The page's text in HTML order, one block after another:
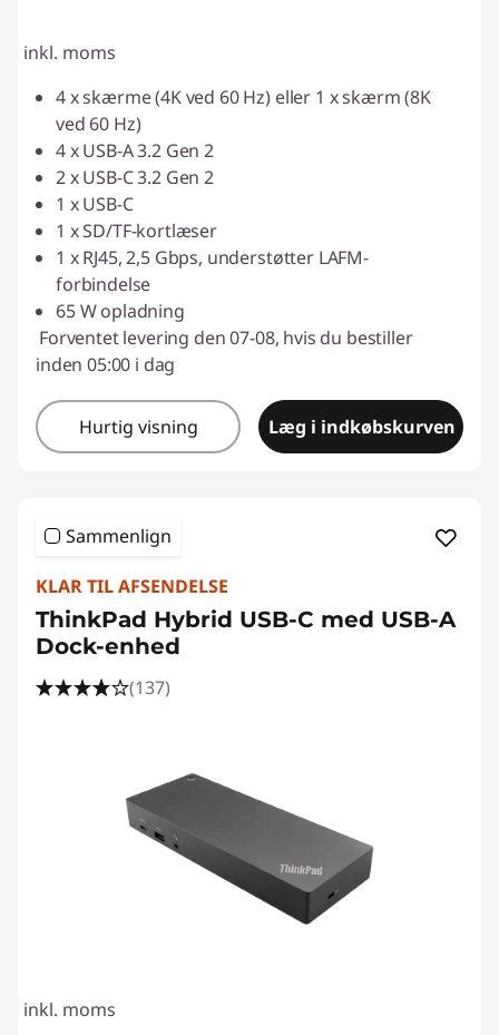
inkl. moms
4 x skærme (4K ved 60 Hz) eller 1 x skærm (8K
ved 60 Hz)
4 x USB-A 3.2 Gen 2
2 x USB-C 3.2 Gen 2
1 x USB-C
1 x SD/TF-kortlæser
1 x RJ45, 2,5 Gbps, understøtter LAFM-
forbindelse
65 W opladning
Forventet levering den 07-08, hvis du bestiller
inden 05:00 i dag
Hurtig visning Læg i indkøbskurven
Sammenlign
KLAR TIL AFSENDELSE
ThinkPad Hybrid USB-C med USB-A
Dock-enhed
(137)
inkl. moms